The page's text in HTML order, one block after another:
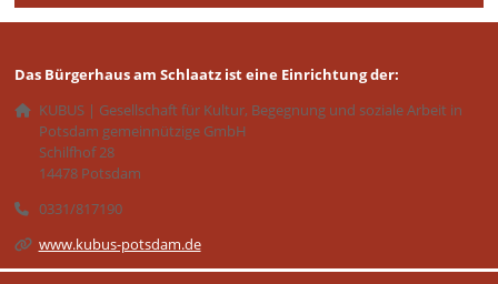
Das Bürgerhaus am Schlaatz ist eine Einrichtung der:
KUBUS | Gesellschaft für Kultur, Begegnung und soziale Arbeit in
Potsdam gemeinnützige GmbH
Schilfhof 28
14478 Potsdam
0331/817190
www.kubus-potsdam.de